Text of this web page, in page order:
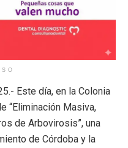
Este día, en la Colonia
“Eliminación Masiva,
de Arbovirosis”, una
de Córdoba y la